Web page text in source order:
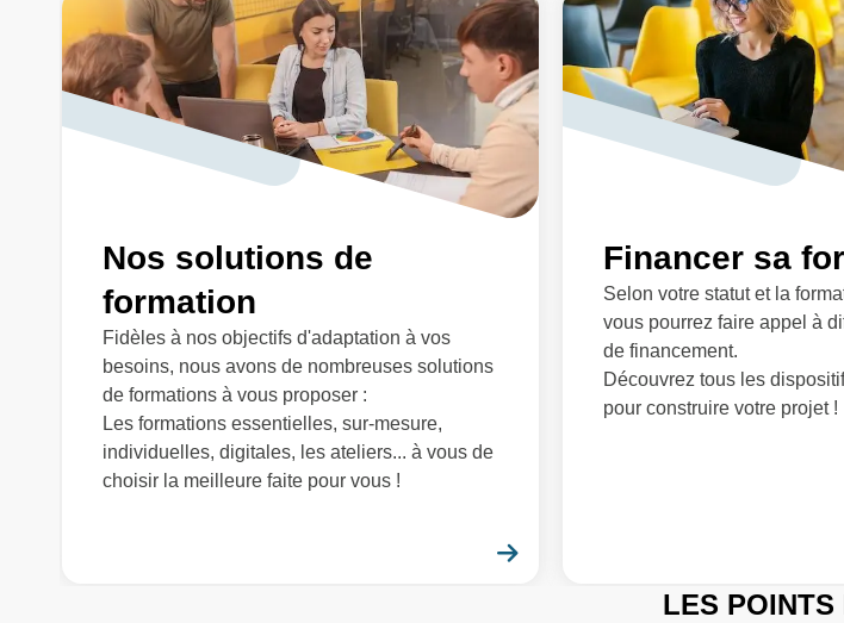
Nos solutions de
formation
Fidèles à nos objectifs d'adaptation à vos
besoins, nous avons de nombreuses solutions
de formations à vous proposer :
Les formations essentielles, sur-mesure,
individuelles, digitales, les ateliers... à vous de
choisir la meilleure faite pour vous !
Financer sa
Selon votre statut et la
vous pourrez faire appel à
de financement.
Découvrez tous les
pour construire votre projet !
LES POINTS